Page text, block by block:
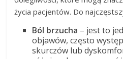
życia pacjentów. Do
Ból brzucha – jest to
objawów, często
skurczów lub